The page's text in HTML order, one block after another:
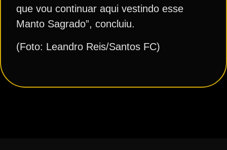
que vou continuar aqui vestindo esse
Manto Sagrado”, concluiu.
(Foto: Leandro Reis/Santos FC)